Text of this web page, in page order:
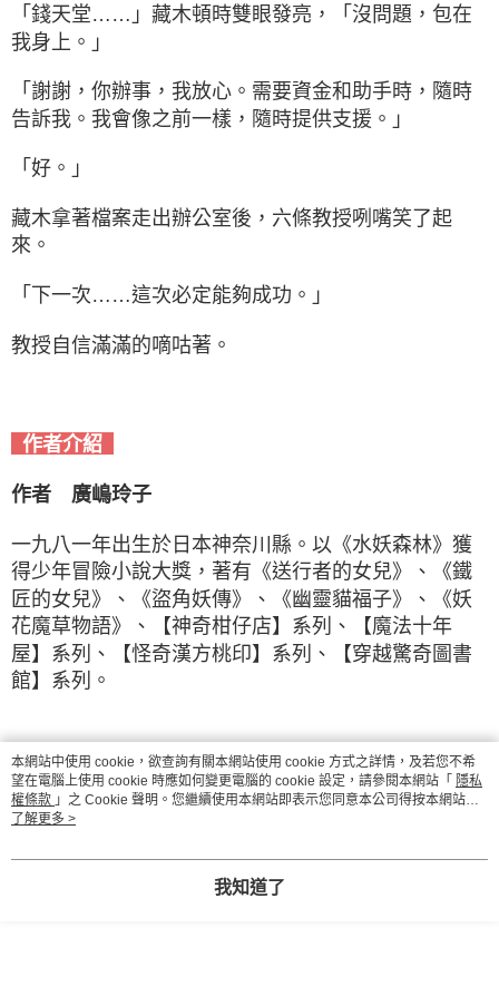
「錢天堂……」藏木頓時雙眼發亮，「沒問題，包在
我身上。」
「謝謝，你辦事，我放心。需要資金和助手時，隨時
告訴我。我會像之前一樣，隨時提供支援。」
「好。」
藏木拿著檔案走出辦公室後，六條教授咧嘴笑了起
來。
「下一次……這次必定能夠成功。」
教授自信滿滿的嘀咕著。
作者介紹
作者 廣嶋玲子
一九八一年出生於日本神奈川縣。以《水妖森林》獲
得少年冒險小說大獎，著有《送行者的女兒》、《鐵
匠的女兒》、《盜角妖傳》、《幽靈貓福子》、《妖
花魔草物語》、【神奇柑仔店】系列、【魔法十年
屋】系列、【怪奇漢方桃印】系列、【穿越驚奇圖書
館】系列。
繪者 jyajya
出生於福岡縣，曾經在以手機業務為主的公司製作
APP和網站，並協助網站的經營，二〇一一年成為自
計師。目前拓展了插圖等業務，活躍在更廣泛的
本網站中使用 cookie，欲查詢有關本網站使用 cookie 方式之詳情，及若您不希
望在電腦上使用 cookie 時應如何變更電腦的 cookie 設定，請參閱本網站「 隱私
權條款 」之 Cookie 聲明。您繼續使用本網站即表示您同意本公司得按本網站使
用條款之 Cookie 聲明使用 cookie。
了解更多 >
我知道了